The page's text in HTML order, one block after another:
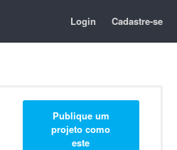
Login Cadastre-se
Publique um
projeto como
este